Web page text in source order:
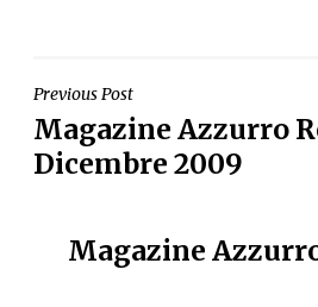
NAVIGAZIONE
ARTICOLI
Previous Post
Magazine Azzurro
Dicembre 2009
Magazine